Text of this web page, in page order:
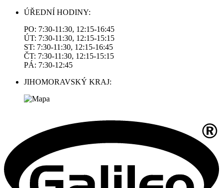
ÚŘEDNÍ HODINY:
PO: 7:30-11:30, 12:15-16:45
ÚT: 7:30-11:30, 12:15-15:15
ST: 7:30-11:30, 12:15-16:45
ČT: 7:30-11:30, 12:15-15:15
PÁ: 7:30-12:45
JIHOMORAVSKÝ KRAJ: